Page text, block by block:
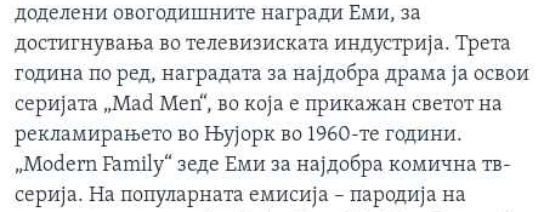
ИНТЕРВЈУА
Јазици
доделени овогодишните награди Еми, за
достигнувања во телевизиската индустрија. Трета
година по ред, наградата за најдобра драма ја освои
серијата „Mad Men“, во која е прикажан светот на
рекламирањето во Њујорк во 1960-те години.
„Modern Family“ зеде Еми за најдобра комична тв-
серија. На популарната емисија – пародија на